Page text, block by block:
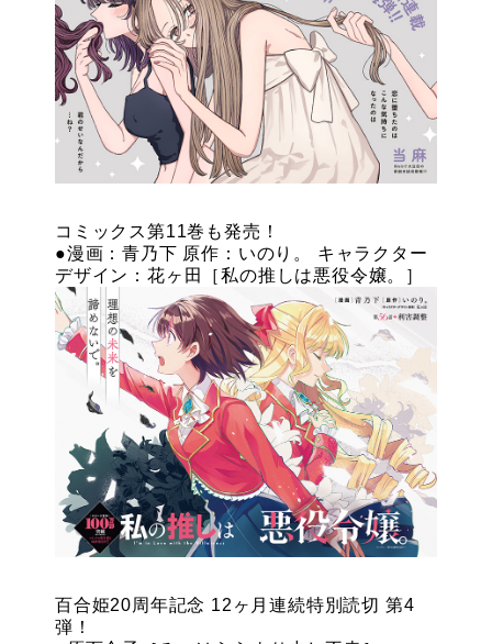
コミックス第11巻も発売！
●漫画：青乃下 原作：いのり。 キャラクター
デザイン：花ヶ田［私の推しは悪役令嬢。］
百合姫20周年記念 12ヶ月連続特別読切 第4
弾！